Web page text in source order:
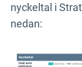
nyckeltal i
nedan: